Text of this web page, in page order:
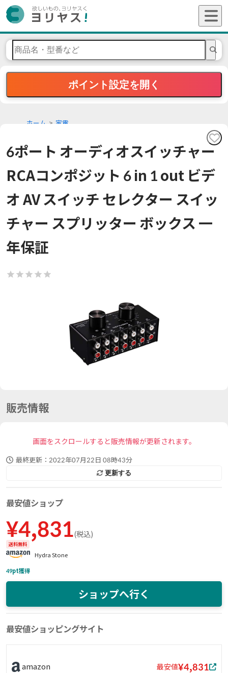
ポイント設定を開く
ホーム 家電
6ポート オーディオスイッチャー
RCAコンポジット 6 in 1 out ビデ
オ AV スイッチ セレクター スイッ
チャー スプリッター ボックス 一
年保証
販売情報
画面をスクロールすると販売情報が更新されます。
最終更新： 2022年07月22日 08時43分
更新する
最安値ショップ
¥4,831(税込)
送料無料
Hydra Stone
49pt獲得
ショップへ行く
最安値ショッピングサイト
amazon 最安値¥4,831